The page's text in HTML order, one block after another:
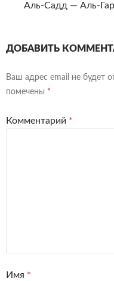
Аль-Садд — Аль-
ДОБАВИТЬ
Ваш адрес email не будет
помечены *
Комментарий *
Имя *